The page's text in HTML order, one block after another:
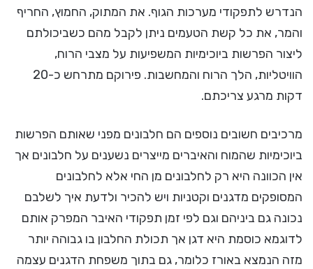
הנדרש לתפקודי מערכות הגוף. את המתוק, החמוץ, החריף
והמר, את כל קשת הטעמים ניתן לקבל מהם כשביכולתם
ליצור הפרשות ביוכימיות המשפיעות על מצבי הרוח,
הוויטליות, הלך הרוח והמחשבות. פירוקם מתרחש כ-20
דקות מרגע צריכתם.
מרכיבים חשובים נוספים הם חלבונים מפני שאותם הפרשות
ביוכימיות שהמוח והאיברים מייצרים נשענים על חלבונים אך
אין הכוונה היא רק לחלבונים מן החי אלא לחלבונים
המסופקים מדגנים וקטניות ויש להכיר ולדעת איך לשלבם
נכונה גם ביניהם וגם לפי זמן תפקודי האיבר המפרק אותם
לדוגמא כוסמת היא דגן אך תכולת החלבון בו גבוהה יותר
מזה הנמצא באורז כלומר, גם בתוך משפחת הדגנים עצמה